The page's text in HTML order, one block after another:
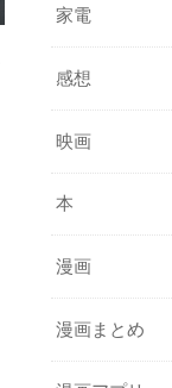
家電
感想
映画
本
漫画
漫画まとめ